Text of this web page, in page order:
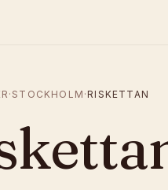
· STOCKHOLM ·RISKETTAN